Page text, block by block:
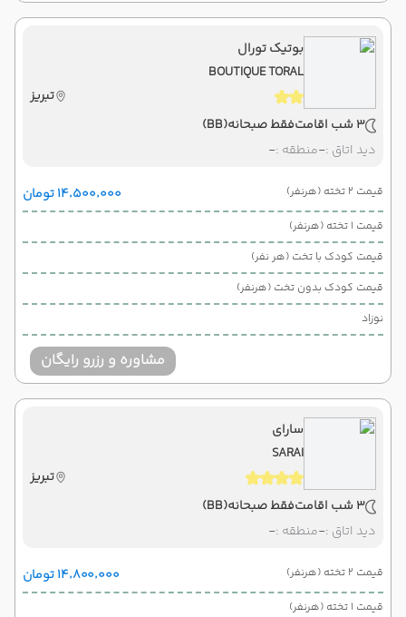
بوتیک تورال
BOUTIQUE TORAL
تبریز
3 شب اقامت
فقط صبحانه(BB)
دید اتاق :-منطقه :-
قیمت 2 تخته (هرنفر) ۱۴٬۵۰۰٬۰۰۰ تومان
قیمت 1 تخته (هرنفر)
قیمت کودک با تخت (هر نفر)
قیمت کودک بدون تخت (هرنفر)
نوزاد
مشاوره و رزرو رایگان
سارای
SARAI
تبریز
3 شب اقامت
فقط صبحانه(BB)
دید اتاق :-منطقه :-
قیمت 2 تخته (هرنفر) ۱۴٬۸۰۰٬۰۰۰ تومان
قیمت 1 تخته (هرنفر)